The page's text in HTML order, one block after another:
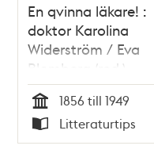
En qvinna läkare! :
doktor Karolina
Widerström / Eva
Blomberg (red.)
Tid
1856 till 1949
Typ
Litteraturtips